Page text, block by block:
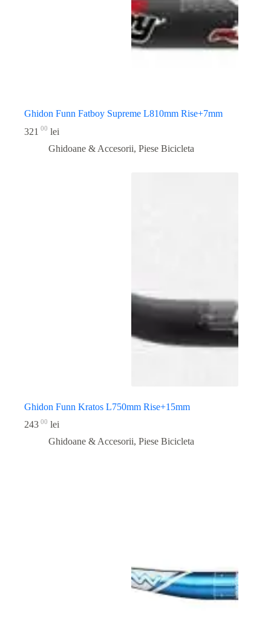
Ghidon Funn Fatboy Supreme L810mm Rise+7mm
321 00 lei
Ghidoane & Accesorii, Piese Bicicleta
Ghidon Funn Kratos L750mm Rise+15mm
243 00 lei
Ghidoane & Accesorii, Piese Bicicleta